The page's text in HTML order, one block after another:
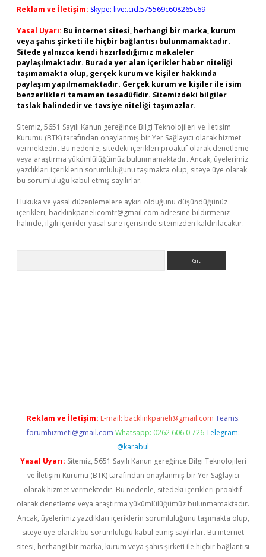
Reklam ve İletişim: Skype: live:.cid.575569c608265c69
Yasal Uyarı: Bu internet sitesi, herhangi bir marka, kurum
veya şahıs şirketi ile hiçbir bağlantısı bulunmamaktadır.
Sitede yalnızca kendi hazırladığımız makaleler
paylaşılmaktadır. Burada yer alan içerikler haber niteliği
taşımamakta olup, gerçek kurum ve kişiler hakkında
paylaşım yapılmamaktadır. Gerçek kurum ve kişiler ile isim
benzerlikleri tamamen tesadüfidir. Sitemizdeki bilgiler
taslak halindedir ve tavsiye niteliği taşımazlar.
Sitemiz, 5651 Sayılı Kanun gereğince Bilgi Teknolojileri ve İletişim
Kurumu (BTK) tarafından onaylanmış bir Yer Sağlayıcı olarak hizmet
vermektedir. Bu nedenle, sitedeki içerikleri proaktif olarak denetleme
veya araştırma yükümlülüğümüz bulunmamaktadır. Ancak, üyelerimiz
yazdıkları içeriklerin sorumluluğunu taşımakta olup, siteye üye olarak
bu sorumluluğu kabul etmiş sayılırlar.
Hukuka ve yasal düzenlemelere aykırı olduğunu düşündüğünüz
içerikleri, backlinkpanelicomtr@gmail.com adresine bildirmeniz
halinde, ilgili içerikler yasal süre içerisinde sitemizden kaldırılacaktır.
Reklam ve İletişim: E-mail: backlinkpaneli@gmail.com Teams:
forumhizmeti@gmail.com Whatsapp: 0262 606 0 726 Telegram:
@karabul
Yasal Uyarı: Sitemiz, 5651 Sayılı Kanun gereğince Bilgi Teknolojileri
ve İletişim Kurumu (BTK) tarafından onaylanmış bir Yer Sağlayıcı
olarak hizmet vermektedir. Bu nedenle, sitedeki içerikleri proaktif
olarak denetleme veya araştırma yükümlülüğümüz bulunmamaktadır.
Ancak, üyelerimiz yazdıkları içeriklerin sorumluluğunu taşımakta olup,
siteye üye olarak bu sorumluluğu kabul etmiş sayılırlar. Bu internet
sitesi, herhangi bir marka, kurum veya şahıs şirketi ile hiçbir bağlantısı